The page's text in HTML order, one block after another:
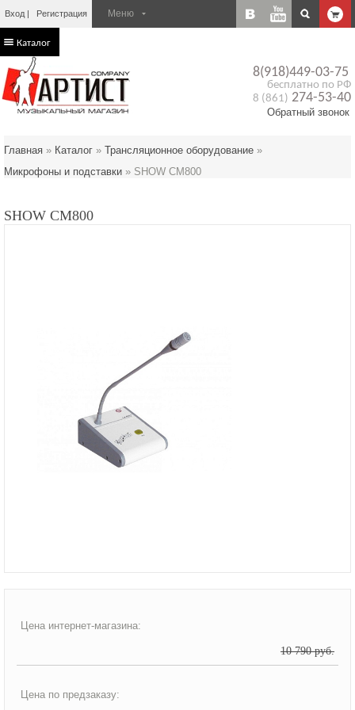
Вход Регистрация
8(918)449-03-75
бесплатно по РФ
8 (861) 274-53-40
Обратный звонок
Каталог
Главная » Каталог » Трансляционное оборудование »
Микрофоны и подставки » SHOW CM800
SHOW CM800
Цена интернет-магазина:
10 790 руб.
Цена по предзаказу: